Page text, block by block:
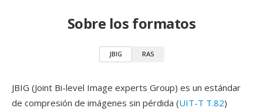
Sobre los formatos
JBIG RAS
JBIG (Joint Bi-level Image experts Group) es un estándar
de compresión de imágenes sin pérdida (UIT-T T.82)